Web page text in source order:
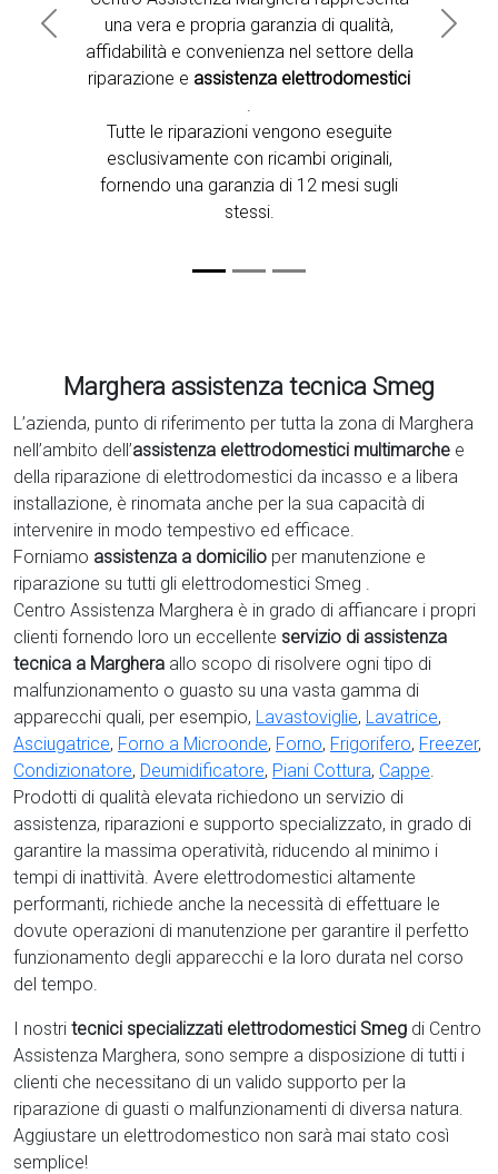
una vera e propria garanzia di qualità,
affidabilità e convenienza nel settore della
riparazione e assistenza elettrodomestici
.
Tutte le riparazioni vengono eseguite
esclusivamente con ricambi originali,
fornendo una garanzia di 12 mesi sugli
stessi.
Previous Next
Marghera assistenza tecnica Smeg
L’azienda, punto di riferimento per tutta la zona di Marghera
nell’ambito dell’assistenza elettrodomestici multimarche e
della riparazione di elettrodomestici da incasso e a libera
installazione, è rinomata anche per la sua capacità di
intervenire in modo tempestivo ed efficace.
Forniamo assistenza a domicilio per manutenzione e
riparazione su tutti gli elettrodomestici Smeg .
Centro Assistenza Marghera è in grado di affiancare i propri
clienti fornendo loro un eccellente servizio di assistenza
tecnica a Marghera allo scopo di risolvere ogni tipo di
malfunzionamento o guasto su una vasta gamma di
apparecchi quali, per esempio, Lavastoviglie, Lavatrice,
Asciugatrice, Forno a Microonde, Forno, Frigorifero, Freezer,
Condizionatore, Deumidificatore, Piani Cottura, Cappe.
Prodotti di qualità elevata richiedono un servizio di
assistenza, riparazioni e supporto specializzato, in grado di
garantire la massima operatività, riducendo al minimo i
tempi di inattività. Avere elettrodomestici altamente
performanti, richiede anche la necessità di effettuare le
dovute operazioni di manutenzione per garantire il perfetto
funzionamento degli apparecchi e la loro durata nel corso
del tempo.
I nostri tecnici specializzati elettrodomestici Smeg di Centro
Assistenza Marghera, sono sempre a disposizione di tutti i
clienti che necessitano di un valido supporto per la
riparazione di guasti o malfunzionamenti di diversa natura.
Aggiustare un elettrodomestico non sarà mai stato così
semplice!